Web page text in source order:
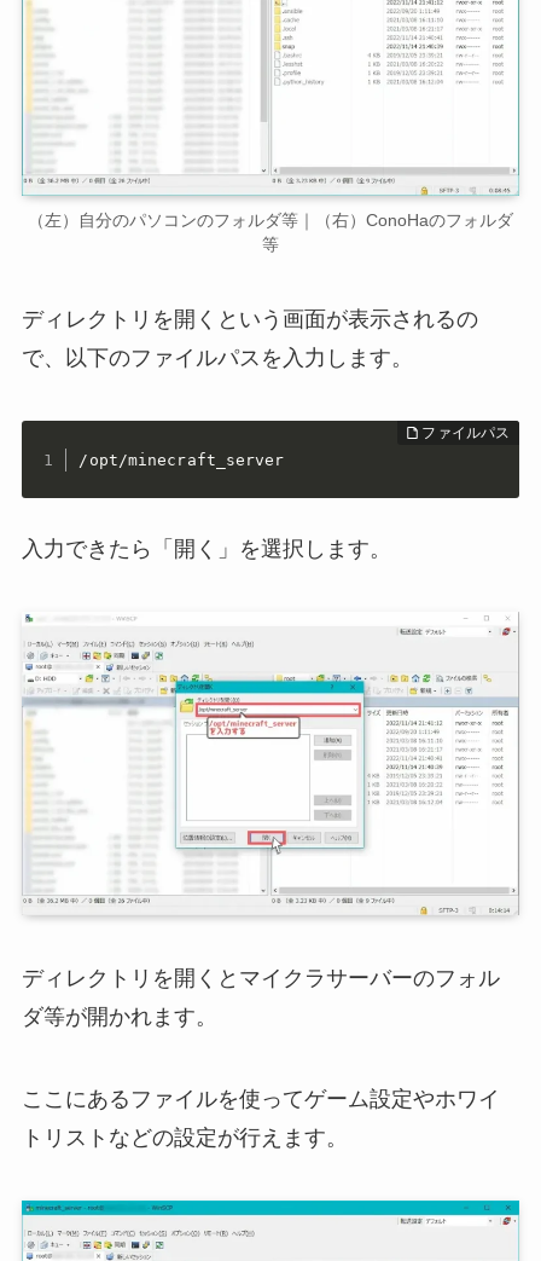
（左）自分のパソコンのフォルダ等｜（右）ConoHaのフォルダ
等
ディレクトリを開くという画面が表示されるの
で、以下のファイルパスを入力します。
/opt/minecraft_server
入力できたら「開く」を選択します。
ディレクトリを開くとマイクラサーバーのフォル
ダ等が開かれます。
ここにあるファイルを使ってゲーム設定やホワイ
トリストなどの設定が行えます。